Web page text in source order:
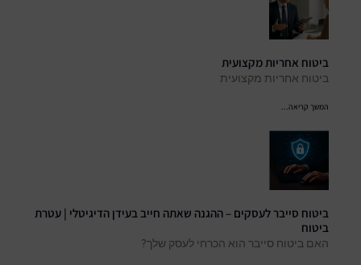
ביטוח אחריות מקצועית
ביטוח אחריות מקצועית
המשך קריאה...
ביטוח סייבר לעסקים – ההגנה שאתה חייב בעידן הדיגיטלי | עטרת
ביטוח
האם ביטוח סייבר הוא הכרחי לעסק שלך?